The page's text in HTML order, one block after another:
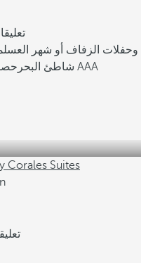
10549
وحفلات الزفاف أو شهر العسل
شاطئ البحر حصل على 4 ماسات AAA
Corales Suites
2468